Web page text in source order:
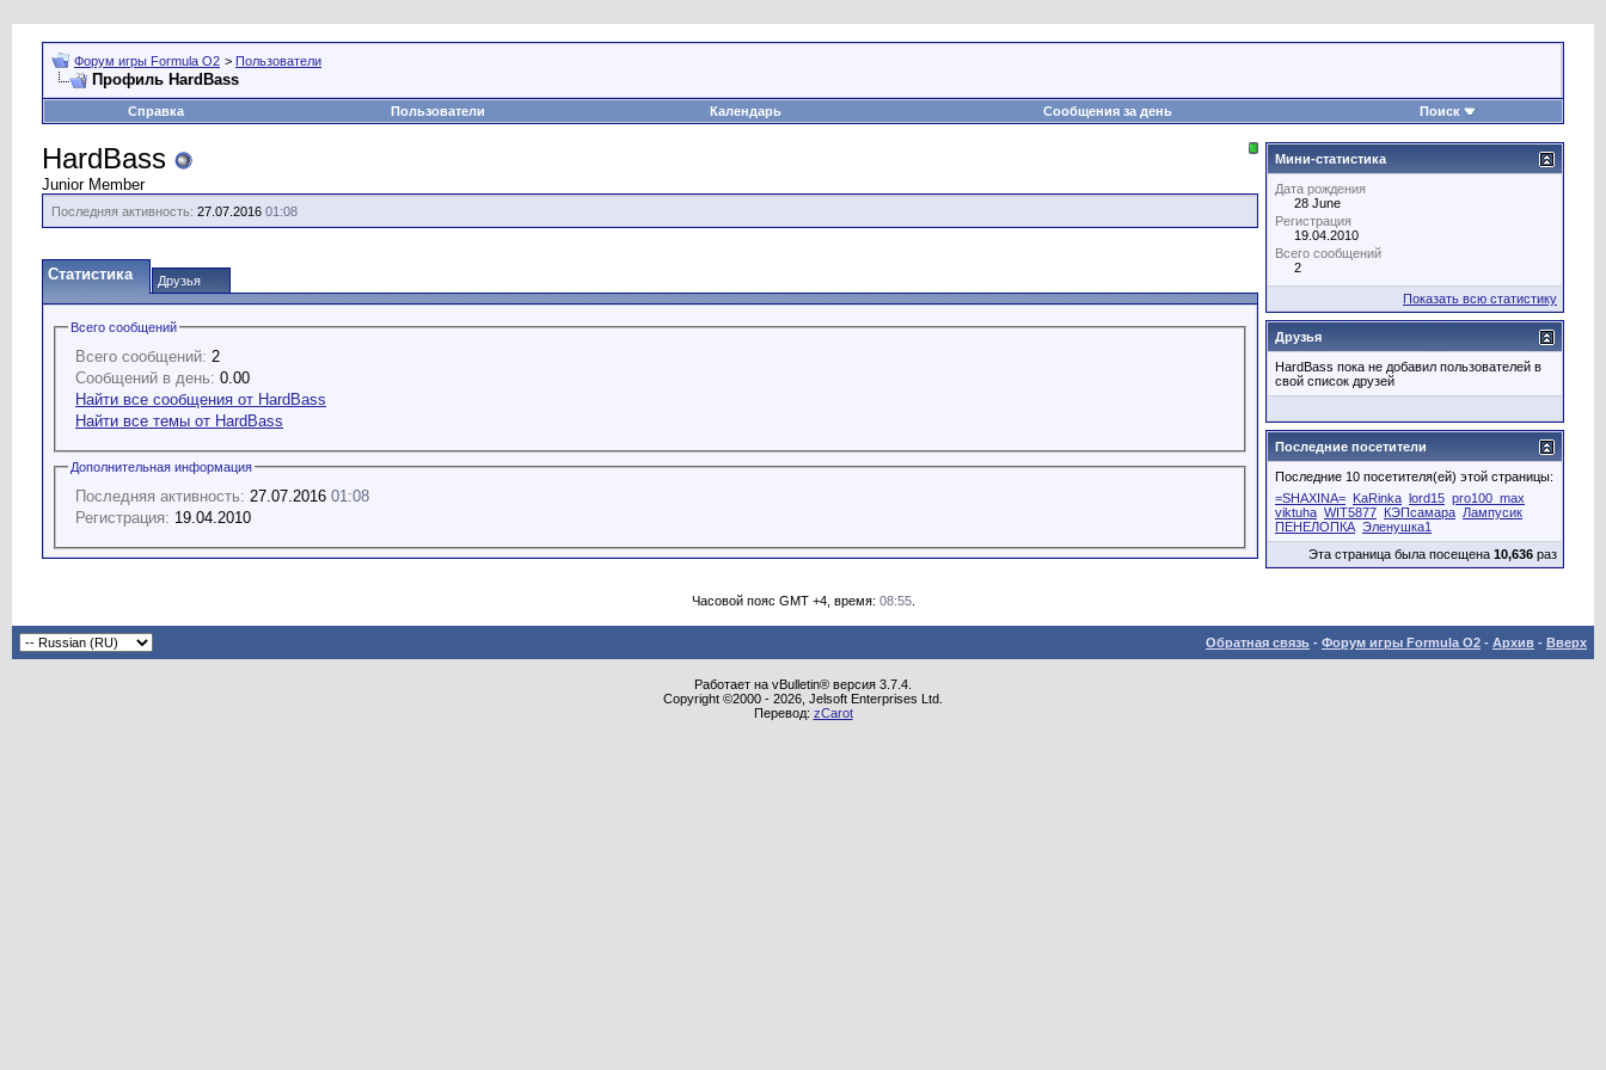
Форум игры Formula O2 > Пользователи
Профиль HardBass
Справка Пользователи Календарь Сообщения за день Поиск
HardBass
Junior Member
Последняя активность: 27.07.2016 01:08
Статистика Друзья
Всего сообщений
Всего сообщений: 2
Сообщений в день: 0.00
Найти все сообщения от HardBass
Найти все темы от HardBass
Дополнительная информация
Последняя активность: 27.07.2016 01:08
Регистрация: 19.04.2010
Мини-статистика
Дата рождения
28 June
Регистрация
19.04.2010
Всего сообщений
2
Показать всю статистику
Друзья
HardBass пока не добавил пользователей в
свой список друзей
Последние посетители
Последние 10 посетителя(ей) этой страницы:
=SHAXINA= KaRinka lord15 pro100_max
viktuha WIT5877 КЭПсамара Лампусик
ПЕНЕЛОПКА Эленушка1
Эта страница была посещена 10,636 раз
Часовой пояс GMT +4, время: 08:55.
Обратная связь - Форум игры Formula O2 - Архив - Вверх
Работает на vBulletin® версия 3.7.4.
Copyright ©2000 - 2026, Jelsoft Enterprises Ltd.
Перевод: zCarot